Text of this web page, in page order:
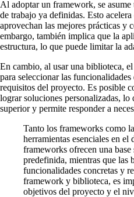
Al adoptar un framework, se
de trabajo ya definidas. Esto
aprovechan las mejores prácticas y
embargo, también implica que la
estructura, lo que puede limitar la
En cambio, al usar una biblioteca,
para seleccionar las
requisitos del proyecto. Es posible
lograr soluciones personalizadas,
superior y permite responder a
Tanto los frameworks como
herramientas esenciales en
frameworks ofrecen una
predefinida, mientras que las
funcionalidades concretas y
framework y biblioteca, es
objetivos del proyecto y el